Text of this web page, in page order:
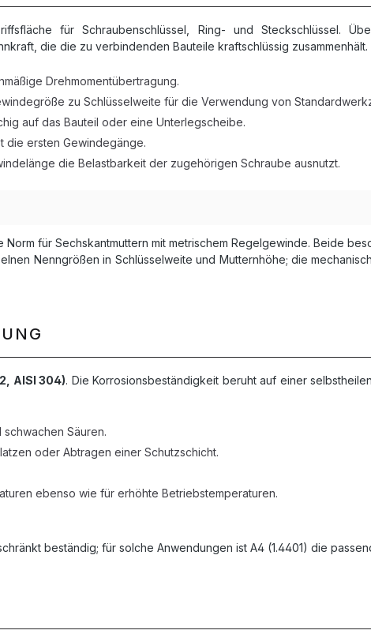
für Schraubenschlüssel, Ring- und Steckschlüssel.
die die zu verbindenden Bauteile kraftschlüssig zusammenhält.
Drehmomentübertragung.
zu Schlüsselweite für die Verwendung von
auf das Bauteil oder eine Unterlegscheibe.
die ersten Gewindegänge.
die Belastbarkeit der zugehörigen Schraube ausnutzt.
für Sechskantmuttern mit metrischem Regelgewinde. Beide
Nenngrößen in Schlüsselweite und Mutternhöhe; die
AISI 304). Die Korrosionsbeständigkeit beruht auf einer
Säuren.
oder Abtragen einer Schutzschicht.
ebenso wie für erhöhte Betriebstemperaturen.
beständig; für solche Anwendungen ist A4 (1.4401) die